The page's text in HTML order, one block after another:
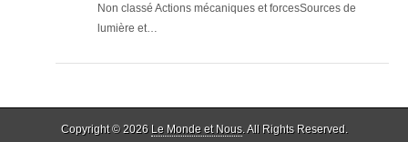
Non classé Actions mécaniques et forcesSources de
lumière et…
Copyright © 2026 Le Monde et Nous. All Rights Reserved.